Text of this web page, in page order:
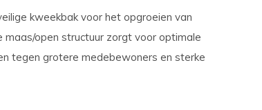
kweekbak voor het opgroeien van
maas/open structuur zorgt voor optimale
tegen grotere medebewoners en sterke